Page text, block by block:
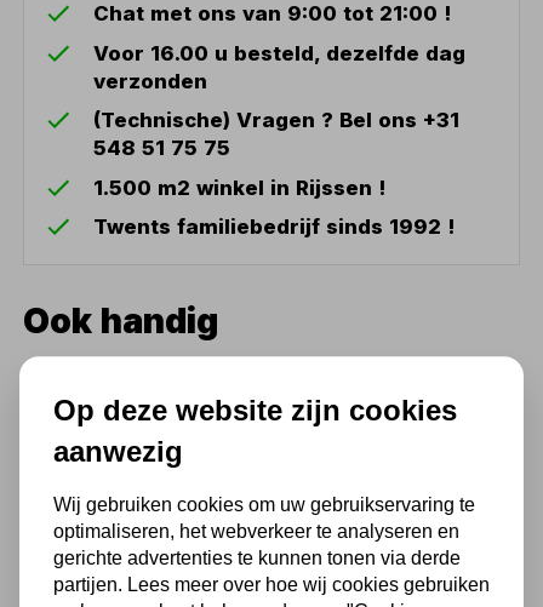
Chat met ons van 9:00 tot 21:00 !
Voor 16.00 u besteld, dezelfde dag
verzonden
(Technische) Vragen ? Bel ons +31
548 51 75 75
1.500 m2 winkel in Rijssen !
Twents familiebedrijf sinds 1992 !
Ook handig
bestelwagen 6 laden model
2
600,00 excl. BTW
Op deze website zijn cookies
aanwezig
Wij gebruiken cookies om uw gebruikservaring te
optimaliseren, het webverkeer te analyseren en
gerichte advertenties te kunnen tonen via derde
partijen. Lees meer over hoe wij cookies gebruiken